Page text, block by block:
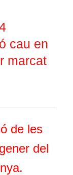
cau en
marcat
de les
del